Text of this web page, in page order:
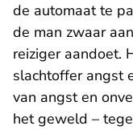
de automaat te
de man zwaar
reiziger aandoet.
slachtoffer angst
van angst en
het geweld –